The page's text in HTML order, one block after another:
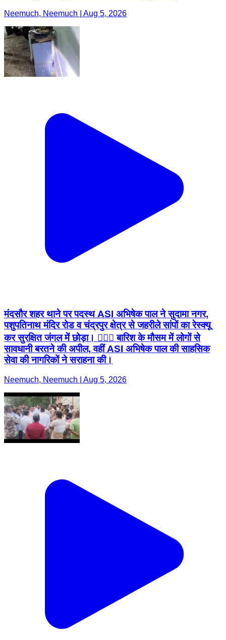
Neemuch, Neemuch | Aug 5, 2026
मंदसौर शहर थाने पर पदस्थ ASI अभिषेक पाल ने सुदामा नगर,
पशुपतिनाथ मंदिर रोड व चंद्रपुर क्षेत्र से जहरीले सांपों का रेस्क्यू
कर सुरक्षित जंगल में छोड़ा। 👮🏼‍♂️ बारिश के मौसम में लोगों से
सावधानी बरतने की अपील, वहीं ASI अभिषेक पाल की साहसिक
सेवा की नागरिकों ने सराहना की।
Neemuch, Neemuch | Aug 5, 2026